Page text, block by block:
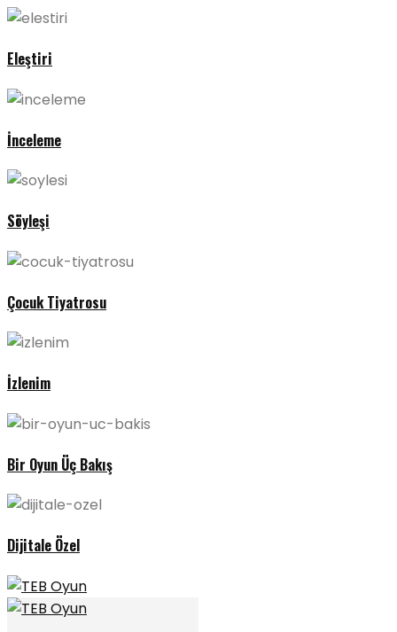
Eleştiri
İnceleme
Söyleşi
Çocuk Tiyatrosu
İzlenim
Bir Oyun Üç Bakış
Dijitale Özel